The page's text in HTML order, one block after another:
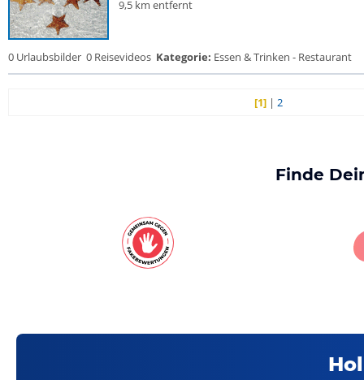
9,5 km entfernt
0 Urlaubsbilder 0 Reisevideos Kategorie: Essen & Trinken - Restaurant
[1] |2
Finde